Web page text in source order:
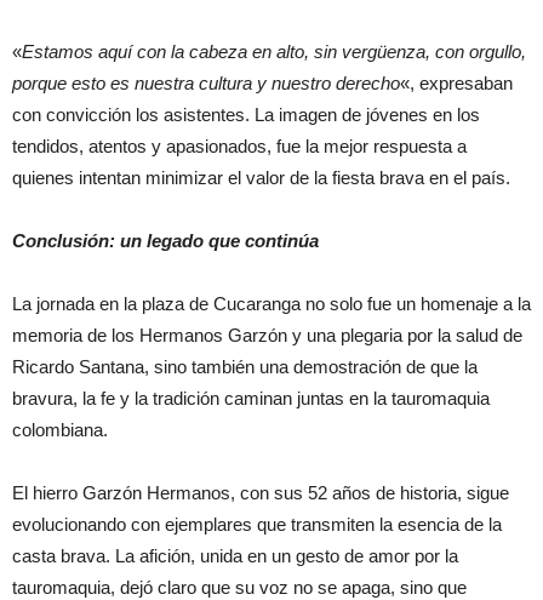
«Estamos aquí con la cabeza en alto, sin vergüenza, con orgullo,
porque esto es nuestra cultura y nuestro derecho«, expresaban
con convicción los asistentes. La imagen de jóvenes en los
tendidos, atentos y apasionados, fue la mejor respuesta a
quienes intentan minimizar el valor de la fiesta brava en el país.
Conclusión: un legado que continúa
La jornada en la plaza de Cucaranga no solo fue un homenaje a la
memoria de los Hermanos Garzón y una plegaria por la salud de
Ricardo Santana, sino también una demostración de que la
bravura, la fe y la tradición caminan juntas en la tauromaquia
colombiana.
El hierro Garzón Hermanos, con sus 52 años de historia, sigue
evolucionando con ejemplares que transmiten la esencia de la
casta brava. La afición, unida en un gesto de amor por la
tauromaquia, dejó claro que su voz no se apaga, sino que